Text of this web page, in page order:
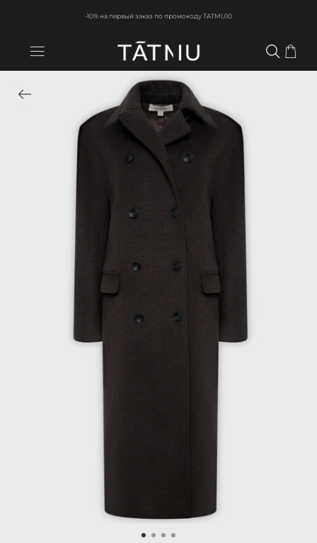
-10% на первый заказ по промокоду TATMU10